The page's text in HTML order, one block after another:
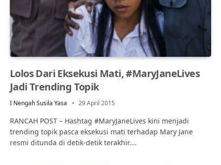
Lolos Dari Eksekusi Mati, #MaryJaneLives
Jadi Trending Topik
I Nengah Susila Yasa 29 April 2015
RANCAH POST – Hashtag #MaryJaneLives kini menjadi
trending topik pasca eksekusi mati terhadap Mary Jane
resmi ditunda di detik-detik terakhir.…